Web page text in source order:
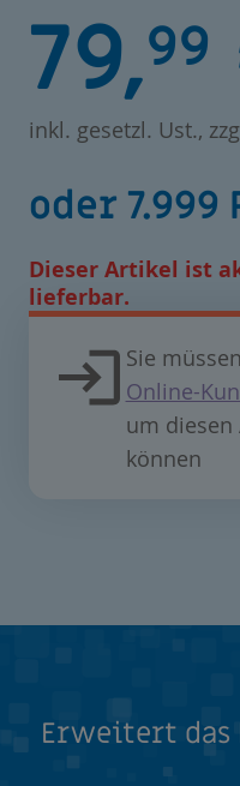
79,99
inkl. gesetzl. Ust.,
oder 7.999
Dieser Artikel ist
lieferbar.
Sie
Online-
um diesen
können
Erweitert das